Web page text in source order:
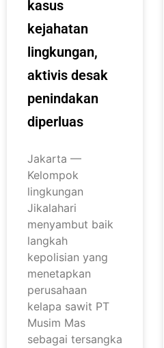
kasus
kejahatan
lingkungan,
aktivis desak
penindakan
diperluas
Jakarta —
Kelompok
lingkungan
Jikalahari
menyambut baik
langkah
kepolisian yang
menetapkan
perusahaan
kelapa sawit PT
Musim Mas
sebagai tersangka